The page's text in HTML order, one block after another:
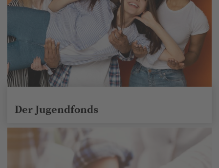
Der Jugendfonds